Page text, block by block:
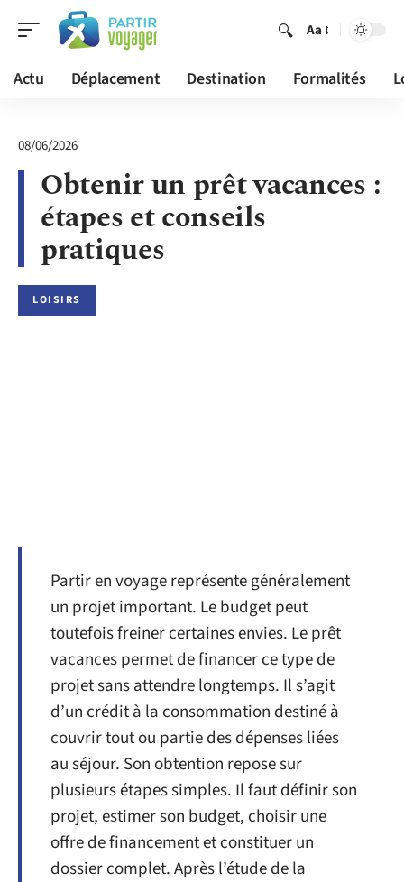
Aa
Actu Déplacement Destination Formalités
08/06/2026
Obtenir un prêt vacances :
étapes et conseils
pratiques
LOISIRS
Partir en voyage représente généralement
un projet important. Le budget peut
toutefois freiner certaines envies. Le prêt
vacances permet de financer ce type de
projet sans attendre longtemps. Il s’agit
d’un crédit à la consommation destiné à
couvrir tout ou partie des dépenses liées
au séjour. Son obtention repose sur
plusieurs étapes simples. Il faut définir son
projet, estimer son budget, choisir une
offre de financement et constituer un
dossier complet. Après l’étude de la